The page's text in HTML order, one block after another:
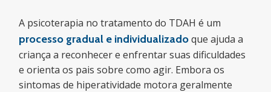
A psicoterapia no tratamento do TDAH é um
processo gradual e individualizadoque ajuda a
criança a reconhecer e enfrentar suas dificuldades
e orienta os pais sobre como agir. Embora os
sintomas de hiperatividade motora geralmente